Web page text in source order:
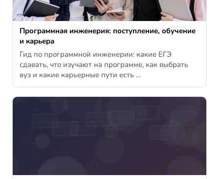
Программная инженерия: поступление, обучение
и карьера
Гид по программной инженерии: какие ЕГЭ
сдавать, что изучают на программе, как выбрать
вуз и какие карьерные пути есть …